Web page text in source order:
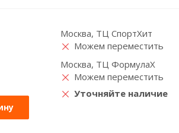
Москва, ТЦ СпортХит
Можем переместить
Москва, ТЦ ФормулаХ
Можем переместить
Уточняйте наличие